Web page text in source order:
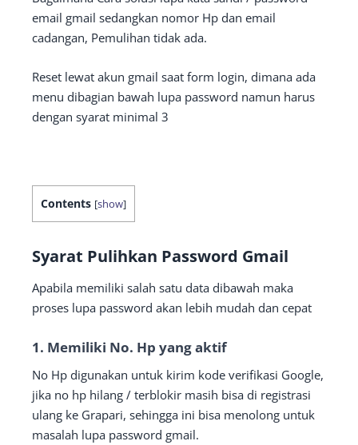
email gmail sedangkan nomor Hp dan email
cadangan, Pemulihan tidak ada.
Reset lewat akun gmail saat form login, dimana ada
menu dibagian bawah lupa password namun harus
dengan syarat minimal 3
Contents [show]
Syarat Pulihkan Password Gmail
Apabila memiliki salah satu data dibawah maka
proses lupa password akan lebih mudah dan cepat
1. Memiliki No. Hp yang aktif
No Hp digunakan untuk kirim kode verifikasi Google,
jika no hp hilang / terblokir masih bisa di registrasi
ulang ke Grapari, sehingga ini bisa menolong untuk
masalah lupa password gmail.